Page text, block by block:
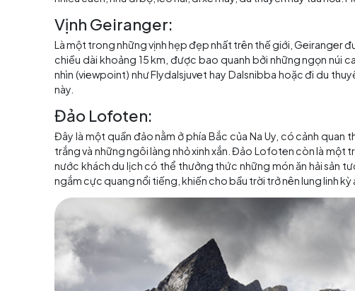
Na Uy có phong cảnh thiên nhiên rất đa dạng và
tour du lịch châu Âu, du khách không nên bỏ lỡ việc
nhiều cách, như đi bộ, leo núi, đi xe máy, du thuyền
Vịnh Geiranger:
Là một trong những vịnh hẹp đẹp nhất trên thế giới,
chiều dài khoảng 15 km, được bao quanh bởi
nhìn (viewpoint) như Flydalsjuvet hay Dalsnibba